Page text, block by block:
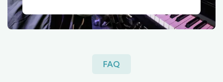
FAQ